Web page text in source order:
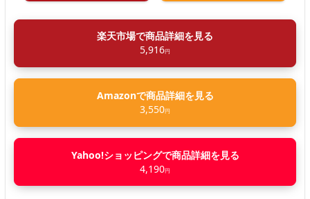
楽天市場で商品詳細を見る
5,916円
Amazonで商品詳細を見る
3,550円
Yahoo!ショッピングで商品詳細を見る
4,190円